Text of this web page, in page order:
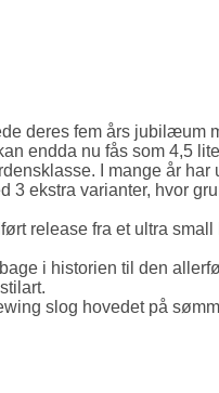
deres fem års jubilæum
endda nu fås som 4,5
I mange år
ekstra varianter, hvor
release fra et ultra
i historien til den
slog hovedet på